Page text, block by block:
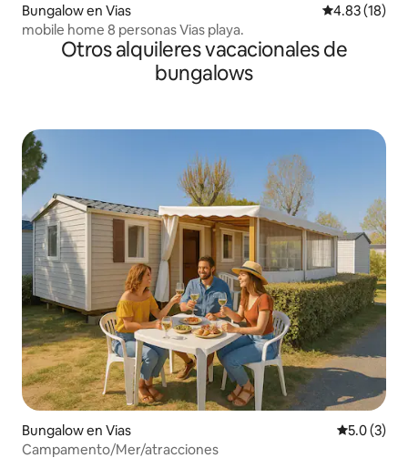
Bungalow en Vias Calificación
4.83 (18)
mobile home 8 personas Vias playa.
Otros alquileres vacacionales de
bungalows
Bungalow en Vias
5.0 (3)
Campamento/Mer/atracciones